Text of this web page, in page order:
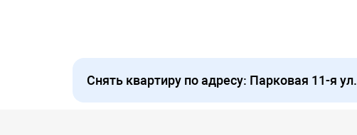
Снять квартиру по адресу: Парковая 11-я ул.